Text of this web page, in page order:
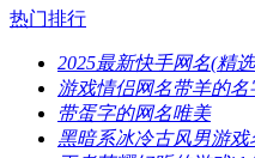
热门排行
​2025最新快手网名(精
游戏情侣网名带羊的名
​带蛋字的网名唯美
黑暗系冰冷古风男游戏